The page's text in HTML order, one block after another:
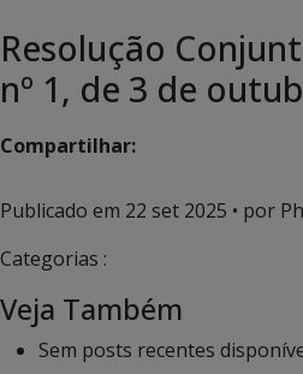
Resolução
nº 1, de 3 de
Compartilhar:
Publicado em 22 set 2025 • por
Categorias :
Veja Também
Sem posts recentes